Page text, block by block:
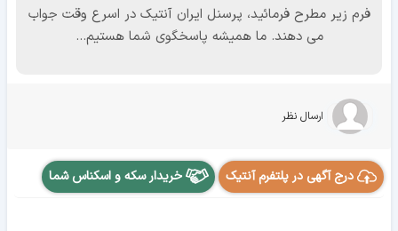
فرم زیر مطرح فرمائید، پرسنل ایران آنتیک در اسرع وقت جواب
می دهند. ما همیشه پاسخگوی شما هستیم...
ارسال نظر
درج آگهی در پلتفرم آنتیک خریدار سکه و اسکناس شما